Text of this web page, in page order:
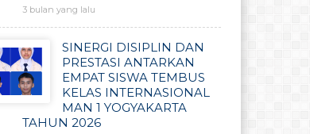
3 bulan yang lalu
SINERGI DISIPLIN DAN
PRESTASI ANTARKAN
EMPAT SISWA TEMBUS
KELAS INTERNASIONAL
MAN 1 YOGYAKARTA
TAHUN 2026